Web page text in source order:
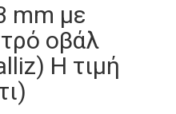
mm με
οβάλ
Η τιμή